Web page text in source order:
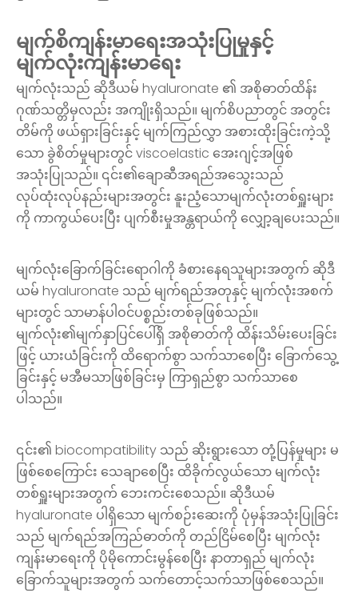
မျက်စိကျန်းမာရေးအသုံးပြုမှုနှင့်
မျက်လုံးကျန်းမာရေး
မျက်လုံးသည် ဆိုဒီယမ် hyaluronate ၏ အစိုဓာတ်ထိန်း
ဂုဏ်သတ္တိမှလည်း အကျိုးရှိသည်။ မျက်စိပညာတွင် အတွင်း
တိမ်ကို ဖယ်ရှားခြင်းနှင့် မျက်ကြည်လွှာ အစားထိုးခြင်းကဲ့သို့
သော ခွဲစိတ်မှုများတွင် viscoelastic အေးဂျင့်အဖြစ်
အသုံးပြုသည်။ ၎င်း၏ချောဆီအရည်အသွေးသည်
လုပ်ထုံးလုပ်နည်းများအတွင်း နူးညံ့သောမျက်လုံးတစ်ရှူးများ
ကို ကာကွယ်ပေးပြီး ပျက်စီးမှုအန္တရာယ်ကို လျှော့ချပေးသည်။
မျက်လုံးခြောက်ခြင်းရောဂါကို ခံစားနေရသူများအတွက် ဆိုဒီ
ယမ် hyaluronate သည် မျက်ရည်အတုနှင့် မျက်လုံးအစက်
များတွင် သာမာန်ပါဝင်ပစ္စည်းတစ်ခုဖြစ်သည်။
မျက်လုံး၏မျက်နှာပြင်ပေါ်ရှိ အစိုဓာတ်ကို ထိန်းသိမ်းပေးခြင်း
ဖြင့် ယားယံခြင်းကို ထိရောက်စွာ သက်သာစေပြီး ခြောက်သွေ့
ခြင်းနှင့် မအီမသာဖြစ်ခြင်းမှ ကြာရှည်စွာ သက်သာစေ
ပါသည်။
၎င်း၏ biocompatibility သည် ဆိုးရွားသော တုံ့ပြန်မှုများ မ
ဖြစ်စေကြောင်း သေချာစေပြီး ထိခိုက်လွယ်သော မျက်လုံး
တစ်ရှူးများအတွက် ဘေးကင်းစေသည်။ ဆိုဒီယမ်
hyaluronate ပါရှိသော မျက်စဉ်းဆေးကို ပုံမှန်အသုံးပြုခြင်း
သည် မျက်ရည်အကြည်ဓာတ်ကို တည်ငြိမ်စေပြီး မျက်လုံး
ကျန်းမာရေးကို ပိုမိုကောင်းမွန်စေပြီး နာတာရှည် မျက်လုံး
ခြောက်သူများအတွက် သက်တောင့်သက်သာဖြစ်စေသည်။